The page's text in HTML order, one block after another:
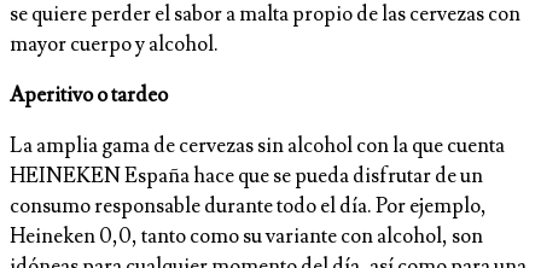
se quiere perder el sabor a malta propio de las cervezas con
mayor cuerpo y alcohol.
Aperitivo o tardeo
La amplia gama de cervezas sin alcohol con la que cuenta
HEINEKEN España hace que se pueda disfrutar de un
consumo responsable durante todo el día. Por ejemplo,
Heineken 0,0, tanto como su variante con alcohol, son